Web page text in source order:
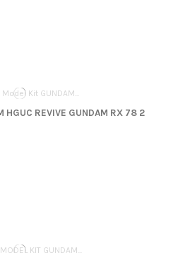
REVIVE GUNDAM RX 78 2